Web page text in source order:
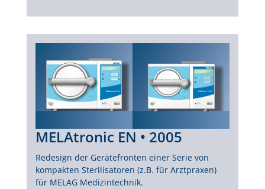
MELAtronic EN • 2005
Redesign der Gerätefronten einer Serie von
kompakten Sterilisatoren (z.B. für Arztpraxen)
für MELAG Medizintechnik.